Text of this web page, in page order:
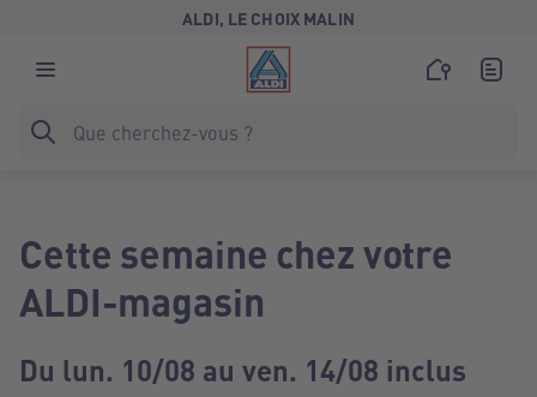
ALDI, LE CHOIX MALIN
Cette semaine chez votre
ALDI-magasin
Du lun. 10/08 au ven. 14/08 inclus